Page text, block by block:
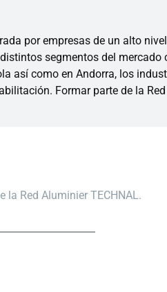
por empresas de un alto
segmentos del
así como en Andorra, los
Formar parte de la
la Red Aluminier TECHNAL.